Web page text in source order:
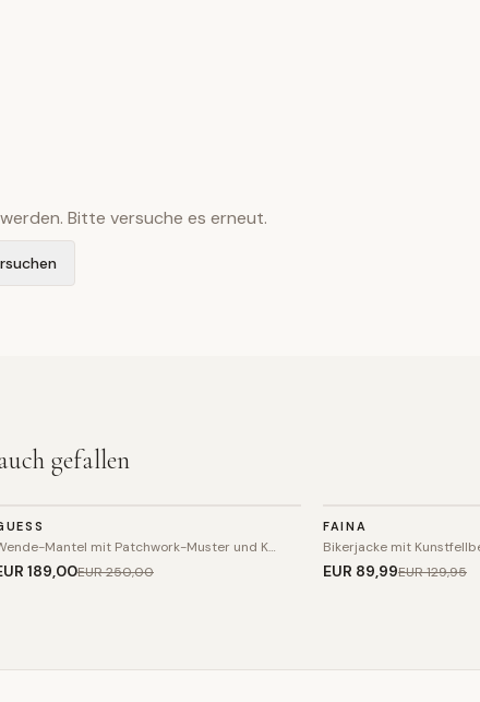
Bitte versuche es erneut.
gefallen
SALE
JACKE
Mantel mit Patchwork-Muster und K…
189,00EUR 250,00
SALE
FAINA
Bikerjacke mit
EUR 89,99EUR 129,95